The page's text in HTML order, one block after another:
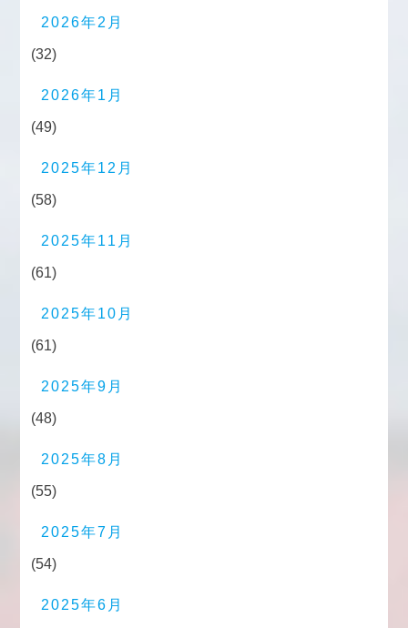
2026年2月
(32)
2026年1月
(49)
2025年12月
(58)
2025年11月
(61)
2025年10月
(61)
2025年9月
(48)
2025年8月
(55)
2025年7月
(54)
2025年6月